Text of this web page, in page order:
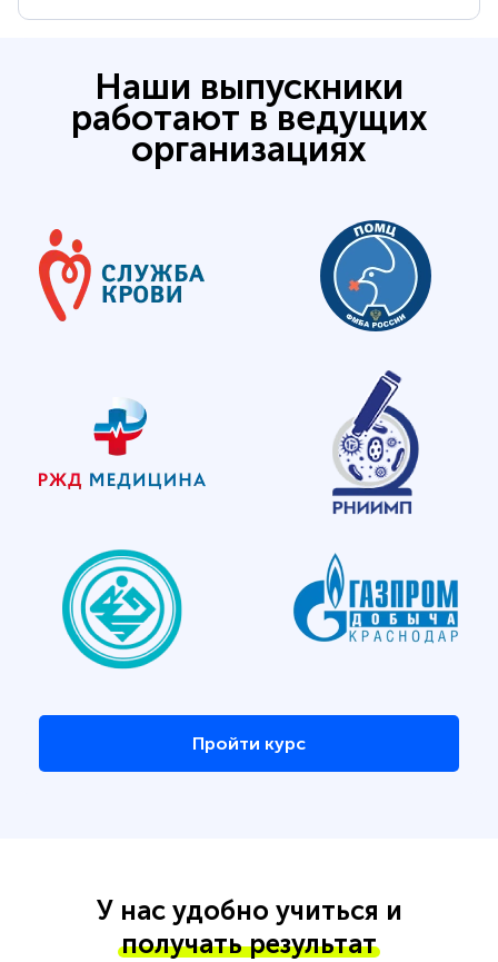
Наши выпускники
работают в ведущих
организациях
Пройти курс
У нас удобно учиться и
получать результат